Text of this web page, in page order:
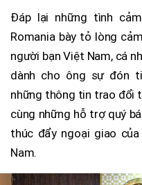
Đáp lại những tình
Romania bày tỏ lòng
người bạn Việt Nam, cá
dành cho ông sự đón
những thông tin trao đổi
cùng những hỗ trợ quý
thúc đẩy ngoại giao
Nam.